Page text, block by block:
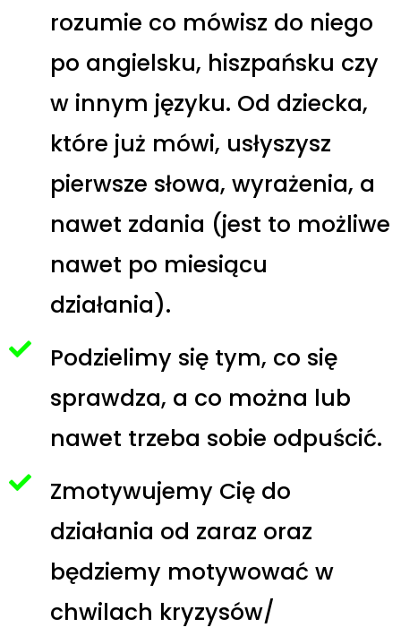
rozumie co mówisz do niego
po angielsku, hiszpańsku czy
w innym języku. Od dziecka,
które już mówi, usłyszysz
pierwsze słowa, wyrażenia, a
nawet zdania (jest to możliwe
nawet po miesiącu
działania).
Podzielimy się tym, co się
sprawdza, a co można lub
nawet trzeba sobie odpuścić.
Zmotywujemy Cię do
działania od zaraz oraz
będziemy motywować w
chwilach kryzysów/